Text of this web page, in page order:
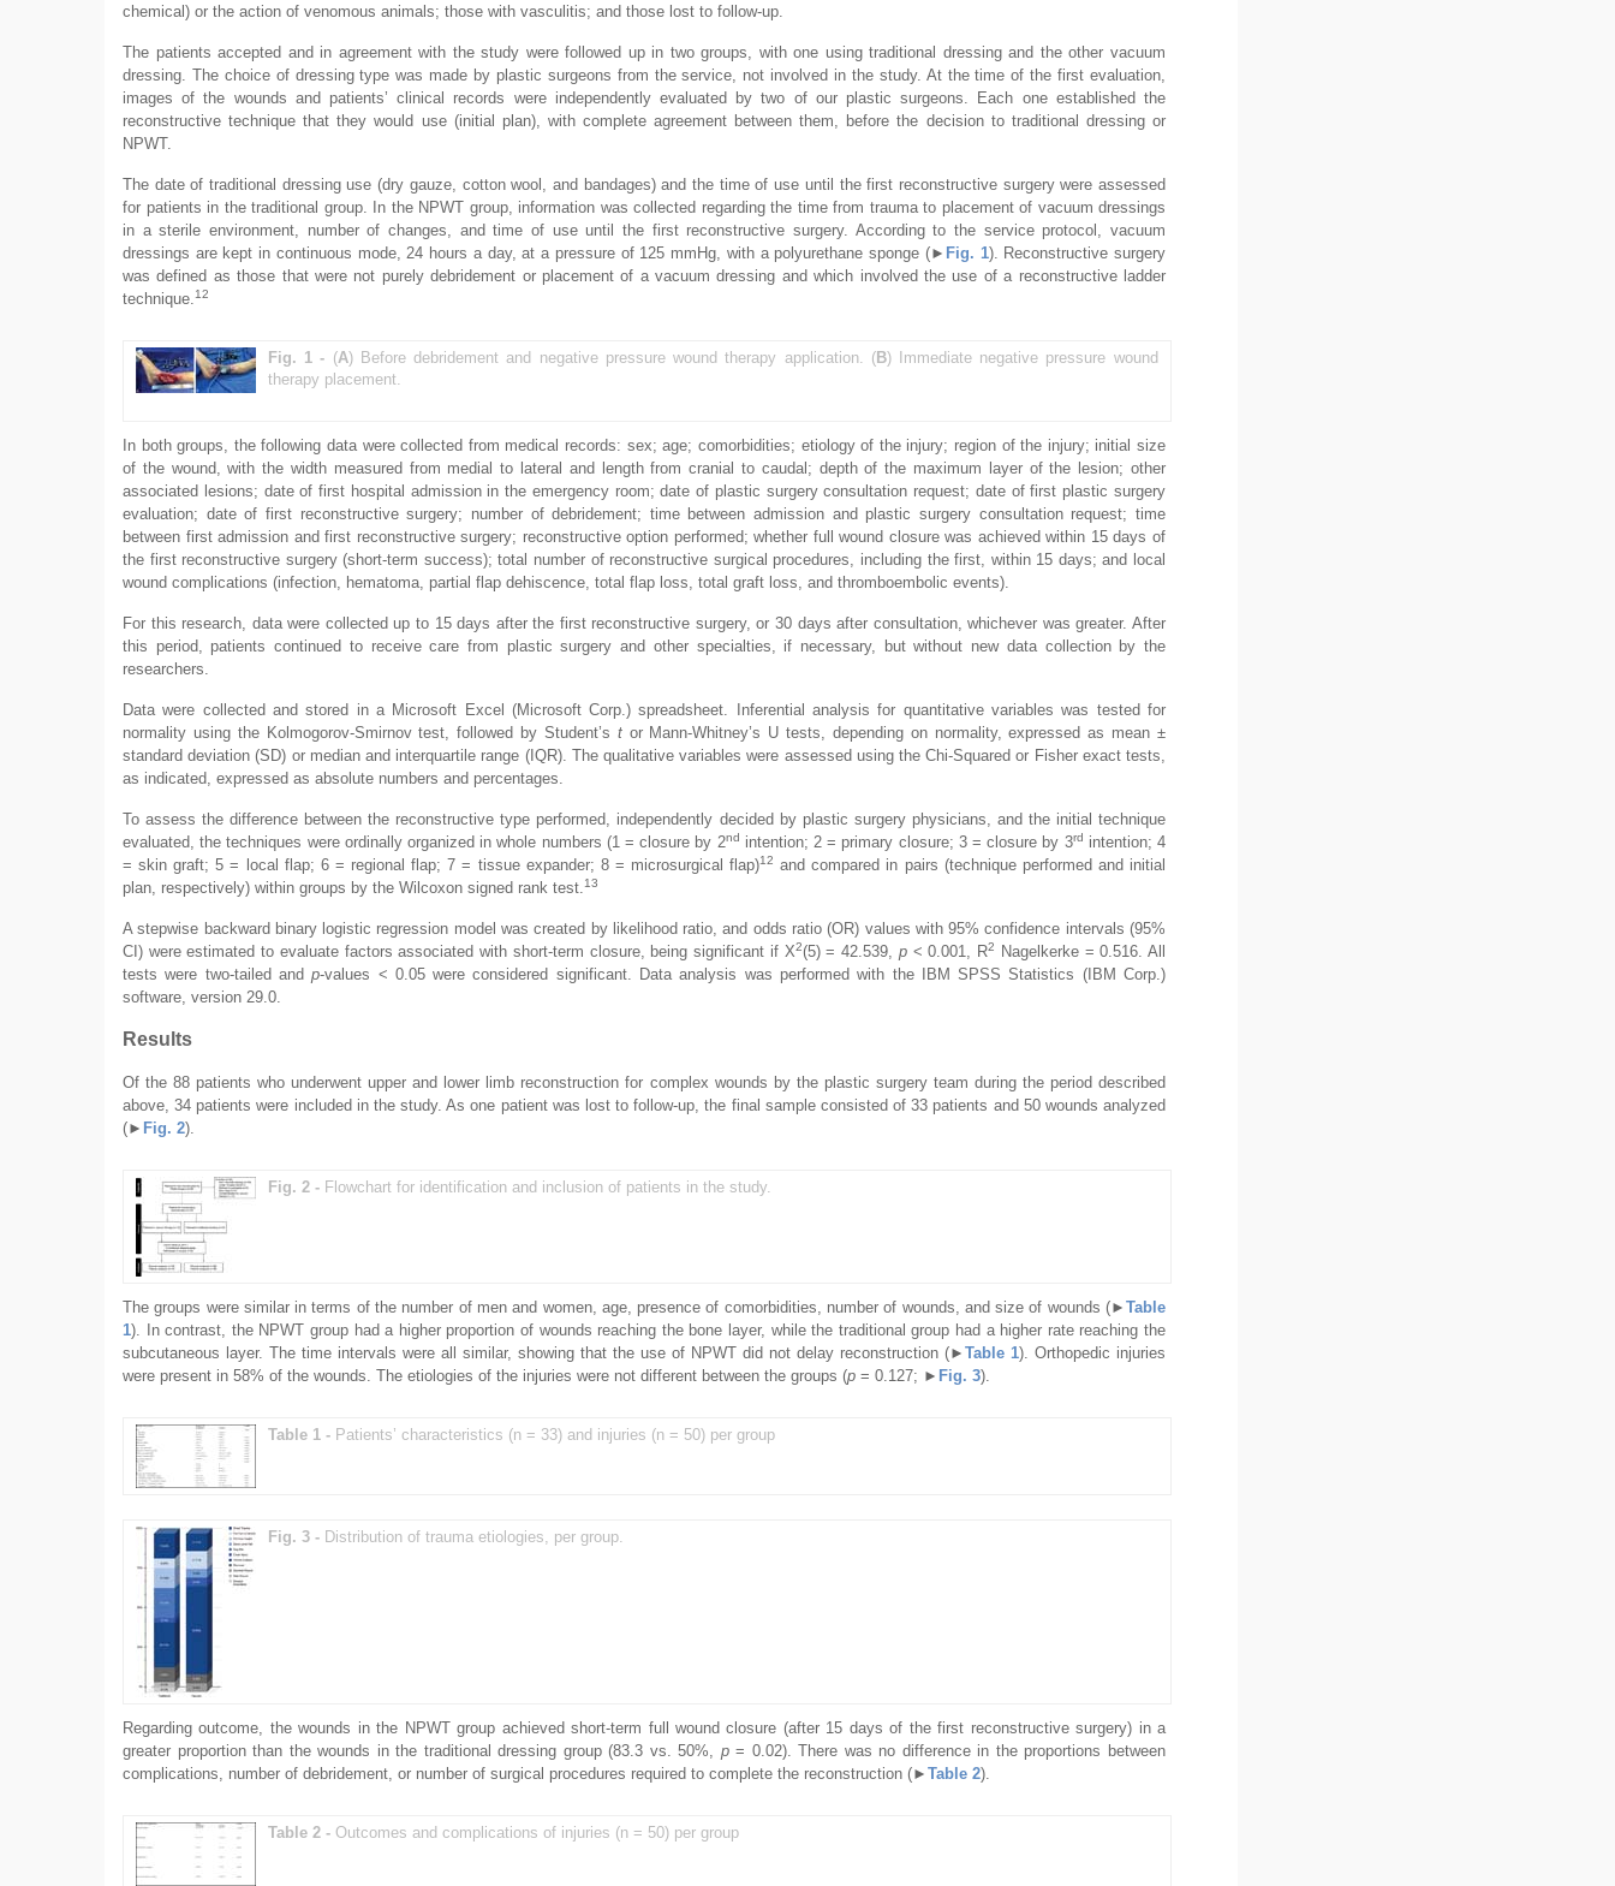
chemical) or the action of venomous animals; those with vasculitis; and those lost to follow-up.
The patients accepted and in agreement with the study were followed up in two groups, with one using traditional dressing and the other vacuum
dressing. The choice of dressing type was made by plastic surgeons from the service, not involved in the study. At the time of the first evaluation,
images of the wounds and patients’ clinical records were independently evaluated by two of our plastic surgeons. Each one established the
reconstructive technique that they would use (initial plan), with complete agreement between them, before the decision to traditional dressing or
NPWT.
The date of traditional dressing use (dry gauze, cotton wool, and bandages) and the time of use until the first reconstructive surgery were assessed
for patients in the traditional group. In the NPWT group, information was collected regarding the time from trauma to placement of vacuum dressings
in a sterile environment, number of changes, and time of use until the first reconstructive surgery. According to the service protocol, vacuum
dressings are kept in continuous mode, 24 hours a day, at a pressure of 125 mmHg, with a polyurethane sponge (► Fig. 1). Reconstructive surgery
was defined as those that were not purely debridement or placement of a vacuum dressing and which involved the use of a reconstructive ladder
technique.12
Fig. 1 - (A) Before debridement and negative pressure wound therapy application. (B) Immediate negative pressure wound
therapy placement.
In both groups, the following data were collected from medical records: sex; age; comorbidities; etiology of the injury; region of the injury; initial size
of the wound, with the width measured from medial to lateral and length from cranial to caudal; depth of the maximum layer of the lesion; other
associated lesions; date of first hospital admission in the emergency room; date of plastic surgery consultation request; date of first plastic surgery
evaluation; date of first reconstructive surgery; number of debridement; time between admission and plastic surgery consultation request; time
between first admission and first reconstructive surgery; reconstructive option performed; whether full wound closure was achieved within 15 days of
the first reconstructive surgery (short-term success); total number of reconstructive surgical procedures, including the first, within 15 days; and local
wound complications (infection, hematoma, partial flap dehiscence, total flap loss, total graft loss, and thromboembolic events).
For this research, data were collected up to 15 days after the first reconstructive surgery, or 30 days after consultation, whichever was greater. After
this period, patients continued to receive care from plastic surgery and other specialties, if necessary, but without new data collection by the
researchers.
Data were collected and stored in a Microsoft Excel (Microsoft Corp.) spreadsheet. Inferential analysis for quantitative variables was tested for
normality using the Kolmogorov-Smirnov test, followed by Student’s tor Mann-Whitney’s U tests, depending on normality, expressed as mean ±
standard deviation (SD) or median and interquartile range (IQR). The qualitative variables were assessed using the Chi-Squared or Fisher exact tests,
as indicated, expressed as absolute numbers and percentages.
To assess the difference between the reconstructive type performed, independently decided by plastic surgery physicians, and the initial technique
evaluated, the techniques were ordinally organized in whole numbers (1 = closure by 2nd intention; 2 = primary closure; 3 = closure by 3rd
intention; 4
= skin graft; 5 = local flap; 6 = regional flap; 7 = tissue expander; 8 = microsurgical flap)12 and compared in pairs (technique performed and initial
plan, respectively) within groups by the Wilcoxon signed rank test.13
A stepwise backward binary logistic regression model was created by likelihood ratio, and odds ratio (OR) values with 95% confidence intervals (95%
CI) were estimated to evaluate factors associated with short-term closure, being significant if X2(5) = 42.539, p< 0.001, R2
Nagelkerke = 0.516. All
tests were two-tailed andp-values < 0.05 were considered significant. Data analysis was performed with the IBM SPSS Statistics (IBM Corp.)
software, version 29.0.
Results
Of the 88 patients who underwent upper and lower limb reconstruction for complex wounds by the plastic surgery team during the period described
above, 34 patients were included in the study. As one patient was lost to follow-up, the final sample consisted of 33 patients and 50 wounds analyzed
(► Fig. 2).
Fig. 2 - Flowchart for identification and inclusion of patients in the study.
The groups were similar in terms of the number of men and women, age, presence of comorbidities, number of wounds, and size of wounds (► Table
1). In contrast, the NPWT group had a higher proportion of wounds reaching the bone layer, while the traditional group had a higher rate reaching the
subcutaneous layer. The time intervals were all similar, showing that the use of NPWT did not delay reconstruction (► Table 1). Orthopedic injuries
were present in 58% of the wounds. The etiologies of the injuries were not different between the groups (p = 0.127; ► Fig. 3).
Table 1 - Patients’ characteristics (n = 33) and injuries (n = 50) per group
Fig. 3 - Distribution of trauma etiologies, per group.
Regarding outcome, the wounds in the NPWT group achieved short-term full wound closure (after 15 days of the first reconstructive surgery) in a
greater proportion than the wounds in the traditional dressing group (83.3 vs. 50%, p= 0.02). There was no difference in the proportions between
complications, number of debridement, or number of surgical procedures required to complete the reconstruction (► Table 2).
Table 2 - Outcomes and complications of injuries (n = 50) per group